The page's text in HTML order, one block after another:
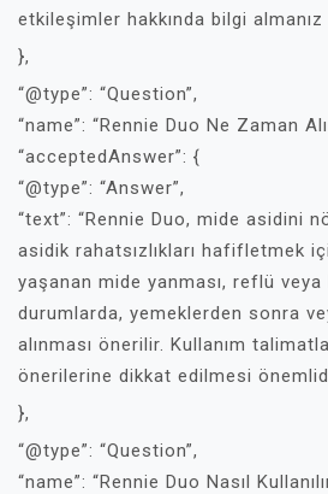
etkileşimler hakkında bilgi almanız
},
“@type”: “Question”,
“name”: “Rennie Duo Ne Zaman
“acceptedAnswer”: {
“@type”: “Answer”,
“text”: “Rennie Duo, mide asidini
asidik rahatsızlıkları hafifletmek
yaşanan mide yanması, reflü veya
durumlarda, yemeklerden sonra
alınması önerilir. Kullanım
önerilerine dikkat edilmesi
},
“@type”: “Question”,
“name”: “Rennie Duo Nasıl